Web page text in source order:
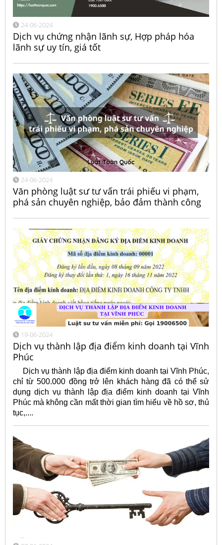
24-06-2024
Dịch vụ chứng nhận lãnh sự, Hợp pháp hóa
lãnh sự uy tín, giá tốt
24-06-2024
Văn phòng luật sư tư vấn trái phiếu vi phạm,
phá sản chuyên nghiệp, bảo đảm thành công
19-06-2024
Dịch vụ thành lập địa điểm kinh doanh tại Vĩnh
Phúc
Dịch vụ thành lập địa điểm kinh doanh tại Vĩnh Phúc,
chỉ từ 500.000 đồng trở lên khách hàng đã có thể sử
dụng dịch vụ thành lập địa điểm kinh doanh tại Vĩnh
Phúc mà không cần mất thời gian tìm hiểu về hồ sơ, thủ
tục,....